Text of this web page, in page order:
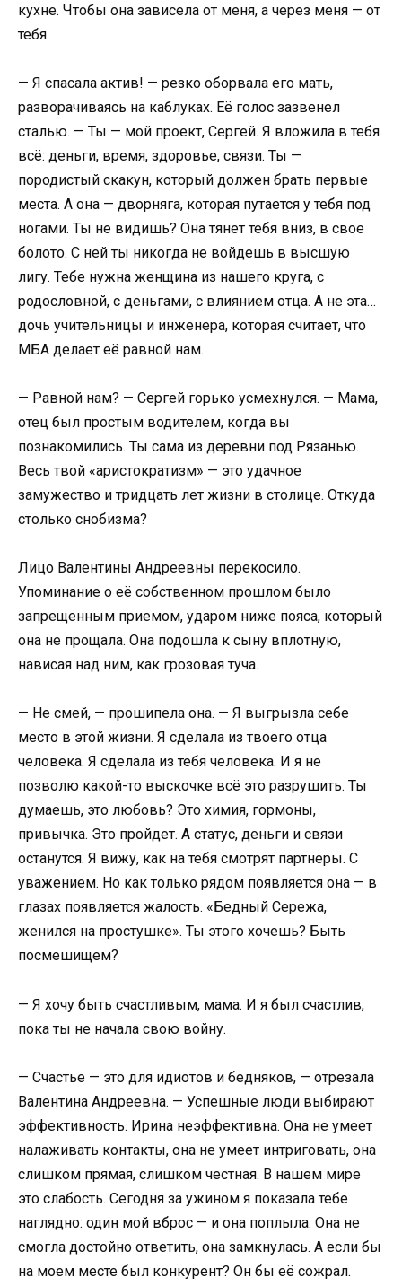
кухне. Чтобы она зависела от меня, а через меня — от
тебя.
— Я спасала актив! — резко оборвала его мать,
разворачиваясь на каблуках. Её голос зазвенел
сталью. — Ты — мой проект, Сергей. Я вложила в тебя
всё: деньги, время, здоровье, связи. Ты —
породистый скакун, который должен брать первые
места. А она — дворняга, которая путается у тебя под
ногами. Ты не видишь? Она тянет тебя вниз, в свое
болото. С ней ты никогда не войдешь в высшую
лигу. Тебе нужна женщина из нашего круга, с
родословной, с деньгами, с влиянием отца. А не эта…
дочь учительницы и инженера, которая считает, что
МБА делает её равной нам.
— Равной нам? — Сергей горько усмехнулся. — Мама,
отец был простым водителем, когда вы
познакомились. Ты сама из деревни под Рязанью.
Весь твой «аристократизм» — это удачное
замужество и тридцать лет жизни в столице. Откуда
столько снобизма?
Лицо Валентины Андреевны перекосило.
Упоминание о её собственном прошлом было
запрещенным приемом, ударом ниже пояса, который
она не прощала. Она подошла к сыну вплотную,
нависая над ним, как грозовая туча.
— Не смей, — прошипела она. — Я выгрызла себе
место в этой жизни. Я сделала из твоего отца
человека. Я сделала из тебя человека. И я не
позволю какой-то выскочке всё это разрушить. Ты
думаешь, это любовь? Это химия, гормоны,
привычка. Это пройдет. А статус, деньги и связи
останутся. Я вижу, как на тебя смотрят партнеры. С
уважением. Но как только рядом появляется она — в
глазах появляется жалость. «Бедный Сережа,
женился на простушке». Ты этого хочешь? Быть
посмешищем?
— Я хочу быть счастливым, мама. И я был счастлив,
пока ты не начала свою войну.
— Счастье — это для идиотов и бедняков, — отрезала
Валентина Андреевна. — Успешные люди выбирают
эффективность. Ирина неэффективна. Она не умеет
налаживать контакты, она не умеет интриговать, она
слишком прямая, слишком честная. В нашем мире
это слабость. Сегодня за ужином я показала тебе
наглядно: один мой вброс — и она поплыла. Она не
смогла достойно ответить, она замкнулась. А если бы
на моем месте был конкурент? Он бы её сожрал.